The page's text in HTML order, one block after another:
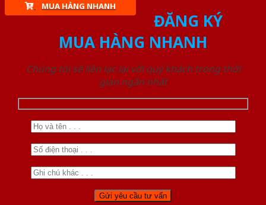
MUA HÀNG NHANH
ĐĂNG KÝ
MUA HÀNG NHANH
Chúng tôi sẽ liên lạc lại với quý khách trong thời
gian ngắn nhất